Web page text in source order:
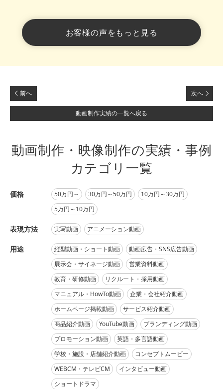
お客様の声をもっと見る
前へ 次へ
動画制作実績の一覧へ戻る
動画制作・映像制作の実績・事例
カテゴリ一覧
価格 50万円～ 30万円～50万円
10万円～30万円
5万円～10万円
表現方法 実写動画 アニメーション動画
用途 縦型動画・ショート動画
動画広告・SNS広告動画
展示会・サイネージ動画
営業資料動画
教育・研修動画
リクルート・採用動画
マニュアル・HowTo動画
企業・会社紹介動画
ホームページ掲載動画
サービス紹介動画
商品紹介動画
YouTube動画
ブランディング動画
プロモーション動画
英語・多言語動画
学校・施設・店舗紹介動画
コンセプトムービー
WEBCM・テレビCM
インタビュー動画
ショートドラマ